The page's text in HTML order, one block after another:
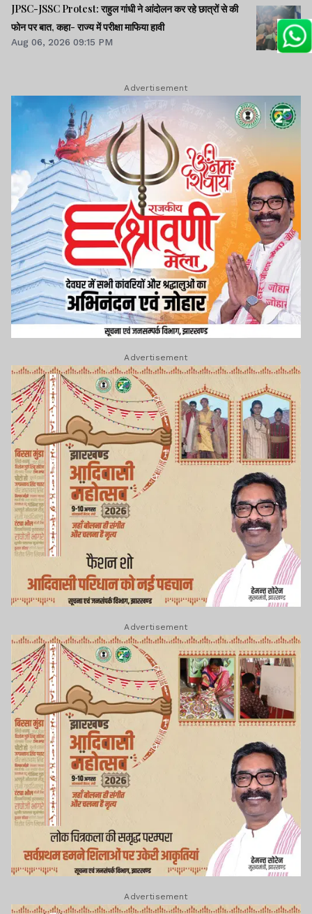
JPSC-JSSC Protest: राहुल गांधी ने आंदोलन कर रहे छात्रों से की
फोन पर बात, कहा- राज्य में परीक्षा माफिया हावी
Aug 06, 2026 09:15 PM
Advertisement
Advertisement
Advertisement
Advertisement